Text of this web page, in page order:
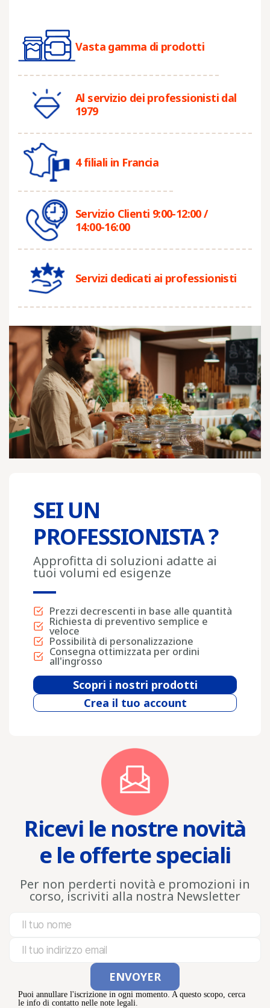
Vasta gamma di prodotti
Al servizio dei professionisti dal
1979
4 filiali in Francia
Servizio Clienti 9:00-12:00 /
14:00-16:00
Servizi dedicati ai professionisti
SEI UN
PROFESSIONISTA ?
Approfitta di soluzioni adatte ai
tuoi volumi ed esigenze
Prezzi decrescenti in base alle quantità
Richiesta di preventivo semplice e
veloce
Possibilità di personalizzazione
Consegna ottimizzata per ordini
all'ingrosso
Scopri i nostri prodotti
Crea il tuo account
Ricevi le nostre novità
e le offerte speciali
Per non perderti novità e promozioni in
corso, iscriviti alla nostra Newsletter
Puoi annullare l'iscrizione in ogni momento. A questo scopo, cerca
le info di contatto nelle note legali.